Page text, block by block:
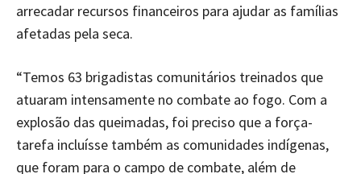
arrecadar recursos financeiros para ajudar as famílias
afetadas pela seca.
“Temos 63 brigadistas comunitários treinados que
atuaram intensamente no combate ao fogo. Com a
explosão das queimadas, foi preciso que a força-
tarefa incluísse também as comunidades indígenas,
que foram para o campo de combate, além de